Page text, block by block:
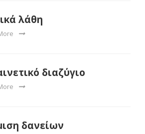
λάθη
διαζύγιο
δανείων